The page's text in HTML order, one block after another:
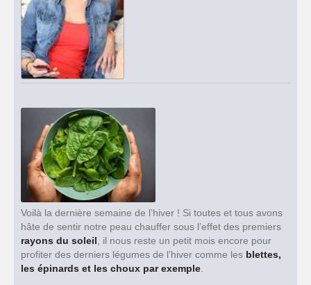
Voilà la dernière semaine de l’hiver ! Si toutes et tous avons
hâte de sentir notre peau chauffer sous l’effet des premiers
rayons du soleil , il nous reste un petit mois encore pour
profiter des derniers légumes de l’hiver comme les blettes,
les épinards et les choux par exemple